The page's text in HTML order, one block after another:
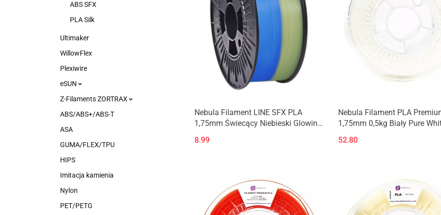
ABS SFX
PLA Silk
Ultimaker
WillowFlex
Plexiwire
eSUN
Z-Filaments ZORTRAX
ABS/ABS+/ABS-T
ASA
GUMA/FLEX/TPU
HIPS
Imitacja kamienia
Nylon
PET/PETG
Produkt niedostępny
Nebula Filament LINE SFX PLA
1,75mm Świecący Niebieski Glowing
8.99
Produkt niedostępny
Nebula Filament PLA
1,75mm 0,5kg Biały Pure
52.80